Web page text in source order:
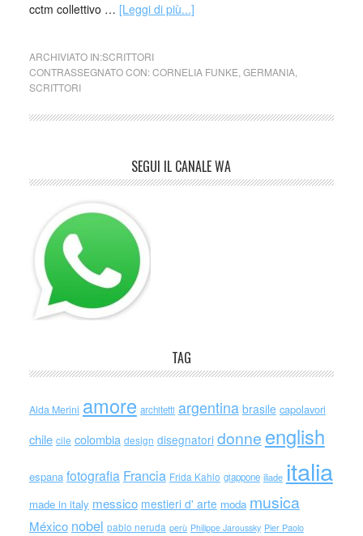
cctm collettivo … [Leggi di più...]
ARCHIVIATO IN:SCRITTORI
CONTRASSEGNATO CON:CORNELIA FUNKE GERMANIA,
SCRITTORI
SEGUI IL CANALE WA
TAG
Alda Merini amore architetti argentina brasile capolavori
chile cile colombia design disegnatori donne english
espana fotografia Francia Frida Kahlo giappone iliade italia
made in italy messico mestieri d' arte moda musica
México nobel pablo neruda perù Philippe Jaroussky Pier Paolo